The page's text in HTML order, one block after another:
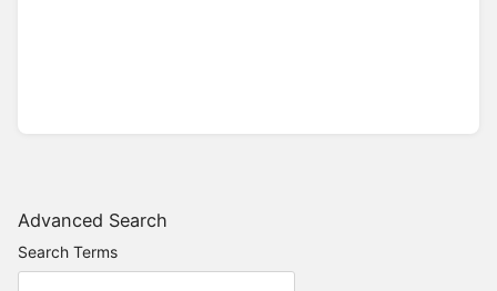
Advanced Search
Search Terms